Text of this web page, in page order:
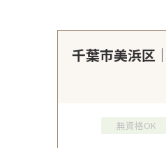
千葉市美浜区
無資格OK